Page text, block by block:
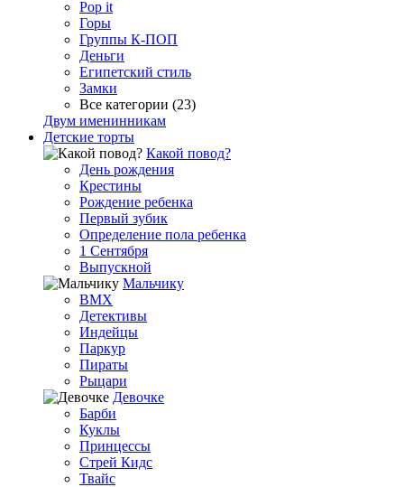
Pop it
Горы
Группы К-ПОП
Деньги
Египетский стиль
Замки
Все категории (23)
Двум именинникам
Детские торты
Какой повод?
День рождения
Крестины
Рождение ребенка
Первый зубик
Определение пола ребенка
1 Сентября
Выпускной
Мальчику
BMX
Детективы
Индейцы
Паркур
Пираты
Рыцари
Девочке
Барби
Куклы
Принцессы
Стрей Кидс
Твайс